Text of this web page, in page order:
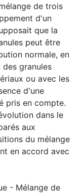
de trois
d'un
que la
peut être
normale, en
granules
ou avec les
d'une
pris en compte.
dans le
aux
du mélange
en accord avec
- Mélange de